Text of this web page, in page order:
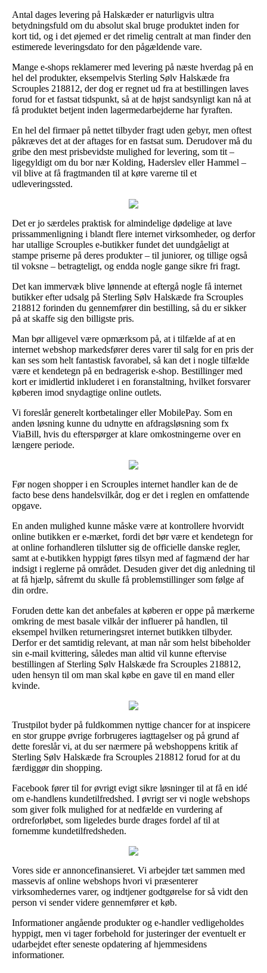
Antal dages levering på Halskæder er naturligvis ultra
betydningsfuld om du absolut skal bruge produktet inden for
kort tid, og i det øjemed er det rimelig centralt at man finder den
estimerede leveringsdato for den pågældende vare.
Mange e-shops reklamerer med levering på næste hverdag på en
hel del produkter, eksempelvis Sterling Sølv Halskæde fra
Scrouples 218812, der dog er regnet ud fra at bestillingen laves
forud for et fastsat tidspunkt, så at de højst sandsynligt kan nå at
få produktet betjent inden lagermedarbejderne har fyraften.
En hel del firmaer på nettet tilbyder fragt uden gebyr, men oftest
påkræves det at der aftages for en fastsat sum. Derudover må du
gribe den mest prisbevidste mulighed for levering, som tit –
ligegyldigt om du bor nær Kolding, Haderslev eller Hammel –
vil blive at få fragtmanden til at køre varerne til et
udleveringssted.
Det er jo særdeles praktisk for almindelige dødelige at lave
prissammenligning i blandt flere internet virksomheder, og derfor
har utallige Scrouples e-butikker fundet det uundgåeligt at
stampe priserne på deres produkter – til juniorer, og tillige også
til voksne – betragteligt, og endda nogle gange sikre fri fragt.
Det kan immervæk blive lønnende at eftergå nogle få internet
butikker efter udsalg på Sterling Sølv Halskæde fra Scrouples
218812 forinden du gennemfører din bestilling, så du er sikker
på at skaffe sig den billigste pris.
Man bør alligevel være opmærksom på, at i tilfælde af at en
internet webshop markedsfører deres varer til salg for en pris der
kan ses som helt fantastisk favorabel, så kan det i nogle tilfælde
være et kendetegn på en bedragerisk e-shop. Bestillinger med
kort er imidlertid inkluderet i en foranstaltning, hvilket forsvarer
køberen imod snydagtige online outlets.
Vi foreslår generelt kortbetalinger eller MobilePay. Som en
anden løsning kunne du udnytte en afdragsløsning som fx
ViaBill, hvis du efterspørger at klare omkostningerne over en
længere periode.
Før nogen shopper i en Scrouples internet handler kan de de
facto bese dens handelsvilkår, dog er det i reglen en omfattende
opgave.
En anden mulighed kunne måske være at kontrollere hvorvidt
online butikken er e-mærket, fordi det bør være et kendetegn for
at online forhandleren tilslutter sig de officielle danske regler,
samt at e-butikken hyppigt føres tilsyn med af fagmænd der har
indsigt i reglerne på området. Desuden giver det dig anledning til
at få hjælp, såfremt du skulle få problemstillinger som følge af
din ordre.
Foruden dette kan det anbefales at køberen er oppe på mærkerne
omkring de mest basale vilkår der influerer på handlen, til
eksempel hvilken returneringsret internet butikken tilbyder.
Derfor er det samtidig relevant, at man når som helst bibeholder
sin e-mail kvittering, således man altid vil kunne eftervise
bestillingen af Sterling Sølv Halskæde fra Scrouples 218812,
uden hensyn til om man skal købe en gave til en mand eller
kvinde.
Trustpilot byder på fuldkommen nyttige chancer for at inspicere
en stor gruppe øvrige forbrugeres iagttagelser og på grund af
dette foreslår vi, at du ser nærmere på webshoppens kritik af
Sterling Sølv Halskæde fra Scrouples 218812 forud for at du
færdiggør din shopping.
Facebook fører til for øvrigt evigt sikre løsninger til at få en idé
om e-handlens kundetilfredshed. I øvrigt ser vi nogle webshops
som giver folk mulighed for at nedfælde en vurdering af
ordreforløbet, som ligeledes burde drages fordel af til at
fornemme kundetilfredsheden.
Vores side er annoncefinansieret. Vi arbejder tæt sammen med
massevis af online webshops hvori vi præsenterer
virksomhedernes varer, og indtjener godtgørelse for så vidt den
person vi sender videre gennemfører et køb.
Informationer angående produkter og e-handler vedligeholdes
hyppigt, men vi tager forbehold for justeringer der eventuelt er
udarbejdet efter seneste opdatering af hjemmesidens
informationer.